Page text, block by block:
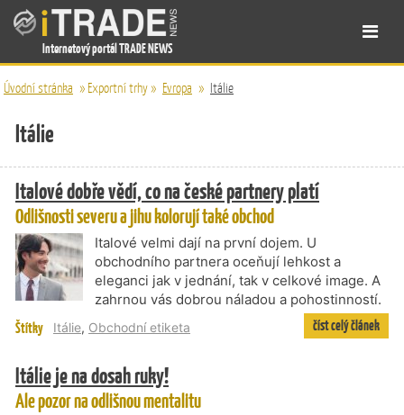
Internetový portál TRADE NEWS
Úvodní stránka » Exportní trhy» Evropa » Itálie
Itálie
Italové dobře vědí, co na české partnery platí
Odlišnosti severu a jihu kolorují také obchod
Italové velmi dají na první dojem. U
obchodního partnera oceňují lehkost a
eleganci jak v jednání, tak v celkové image. A
zahrnou vás dobrou náladou a pohostinností.
Štítky Itálie, Obchodní etiketa číst celý článek
Itálie je na dosah ruky!
Ale pozor na odlišnou mentalitu